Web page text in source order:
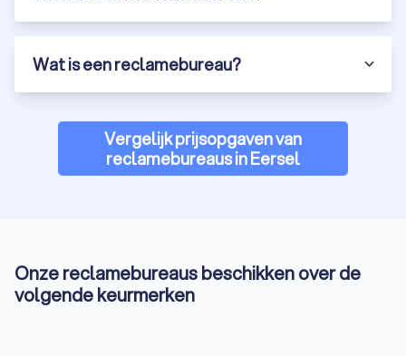
Wat is een reclamebureau?
Vergelijk prijsopgaven van
reclamebureaus in Eersel
Onze reclamebureaus beschikken over de
volgende keurmerken